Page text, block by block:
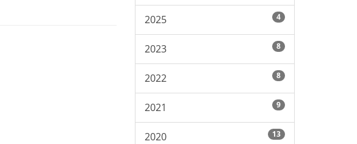
2025 4
2023 8
2022 8
2021 9
2020 13